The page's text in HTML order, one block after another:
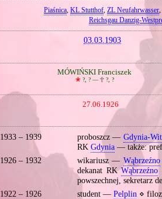
Piaśnica, KL Stutthof, ZL Neufahrwasser,
Reichsgau
03.03.1903
MÓWIŃSKI Franciszek
🞲 ?, ? — 🕆?, ?
27.06.1926
1933 – 1939 proboszcz —
RK Gdynia— także:
1926 – 1932
wikariusz — Wąbrzeźno
dekanat RKWąbrzeźno
powszechnej, sekretarz
1922 – 1926
student — Pelplin ⋄